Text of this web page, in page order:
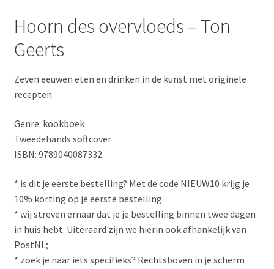
Hoorn des overvloeds – Ton
Geerts
Zeven eeuwen eten en drinken in de kunst met originele
recepten.
Genre: kookboek
Tweedehands softcover
ISBN: 9789040087332
* is dit je eerste bestelling? Met de code NIEUW10 krijg je
10% korting op je eerste bestelling.
* wij streven ernaar dat je je bestelling binnen twee dagen
in huis hebt. Uiteraard zijn we hierin ook afhankelijk van
PostNL;
* zoek je naar iets specifieks? Rechtsboven in je scherm